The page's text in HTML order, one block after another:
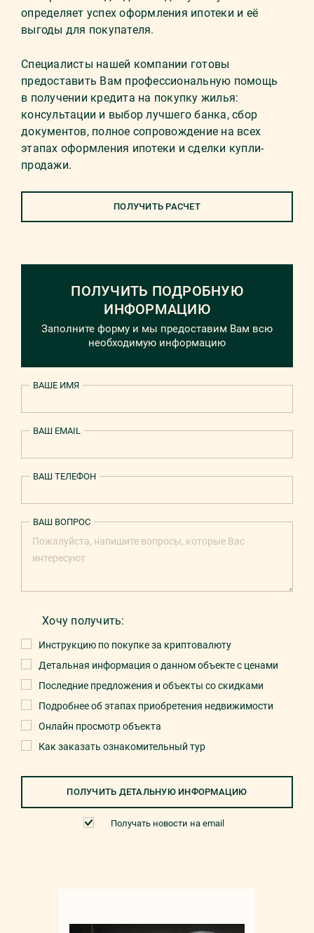
определяет успех оформления ипотеки и её
выгоды для покупателя.
Специалисты нашей компании готовы
предоставить Вам профессиональную помощь
в получении кредита на покупку жилья:
консультации и выбор лучшего банка, сбор
документов, полное сопровождение на всех
этапах оформления ипотеки и сделки купли-
продажи.
ПОЛУЧИТЬ РАСЧЕТ
ПОЛУЧИТЬ ПОДРОБНУЮ
ИНФОРМАЦИЮ
Заполните форму и мы предоставим Вам всю
необходимую информацию
ВАШЕ ИМЯ
ВАШ EMAIL
ВАШ ТЕЛЕФОН
Хочу получить:
Инструкцию по покупке за криптовалюту
Детальная информация о данном объекте с ценами
Последние предложения и объекты со скидками
Подробнее об этапах приобретения недвижимости
Онлайн просмотр объекта
Как заказать ознакомительный тур
ВАШ ВОПРОС
ПОЛУЧИТЬ ДЕТАЛЬНУЮ ИНФОРМАЦИЮ
Получать новости на email